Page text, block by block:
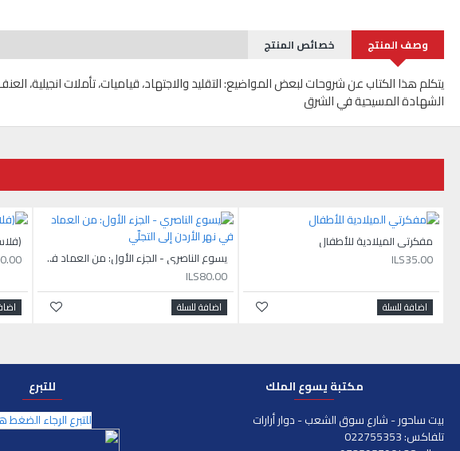
وصف المنتج خصائص المنتج
يتكلم هذا الكتاب عن شروحات لبعض المواضيع: التقليد والاجتهاد، قياميات، تأملات انجيلية،
الشهادة المسيحية في الشرق
مفكرتي الميلادية للأطفال
ILS35.00
اضافة للسلة
يسوع الناصري - الجزء الأول: من العماد في نهر الأردن إلى التجلّي
ILS80.00
اضافة للسلة
مكتبة يسوع الملك
بيت ساحور - شارع سوق الشعب - دوار أرارات
تلفاكس: 022755353
للتبرع
للتبرع الرجاء الضغط